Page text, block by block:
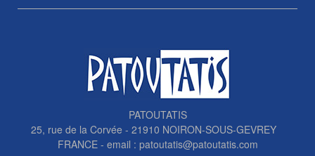
PATOUTATIS
25, rue de la Corvée - 21910 NOIRON-SOUS-GEVREY
FRANCE - email : patoutatis@patoutatis.com